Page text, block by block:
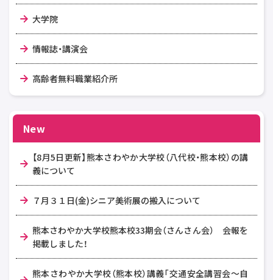
大学院
情報誌・講演会
高齢者無料職業紹介所
New
【8月5日更新】熊本さわやか大学校（八代校・熊本校）の講
義について
７月３１日(金)シニア美術展の搬入について
熊本さわやか大学校熊本校33期会（さんさん会） 会報を
掲載しました！
熊本さわやか大学校（熊本校）講義「交通安全講習会～自